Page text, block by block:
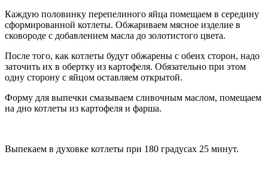
Каждую половинку перепелиного яйца помещаем в середину
сформированной котлеты. Обжариваем мясное изделие в
сковороде с добавлением масла до золотистого цвета.
После того, как котлеты будут обжарены с обеих сторон, надо
заточить их в обертку из картофеля. Обязательно при этом
одну сторону с яйцом оставляем открытой.
Форму для выпечки смазываем сливочным маслом, помещаем
на дно котлеты из картофеля и фарша.
Выпекаем в духовке котлеты при 180 градусах 25 минут.